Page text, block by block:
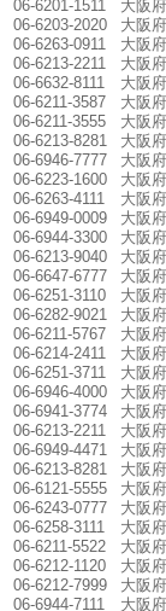
06-6201-1511
大阪
06-6203-2020
大阪
06-6263-0911
大阪
06-6213-2211
大阪
06-6632-8111
大阪
06-6211-3587
大阪
06-6211-3555
大阪
06-6213-8281
大阪
06-6946-7777
大阪
06-6223-1600
大阪
06-6263-4111
大阪
06-6949-0009
大阪
06-6944-3300
大阪
06-6213-9040
大阪
06-6647-6777
大阪
06-6251-3110
大阪
06-6282-9021
大阪
06-6211-5767
大阪
06-6214-2411
大阪
06-6251-3711
大阪
06-6946-4000
大阪
06-6941-3774
大阪
06-6213-2211
大阪
06-6949-4471
大阪
06-6213-8281
大阪
06-6121-5555
大阪
06-6243-0777
大阪
06-6258-3111
大阪
06-6211-5522
大阪
06-6212-1120
大阪
06-6212-7999
大阪
06-6944-7111
大阪